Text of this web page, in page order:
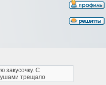
закусочку. С
ушами трещало